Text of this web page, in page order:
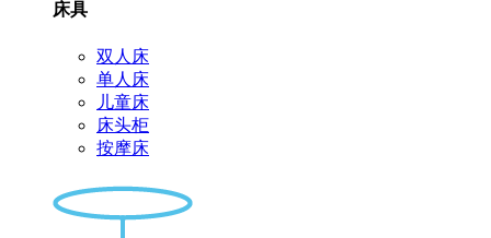
床具
双人床
单人床
儿童床
床头柜
按摩床